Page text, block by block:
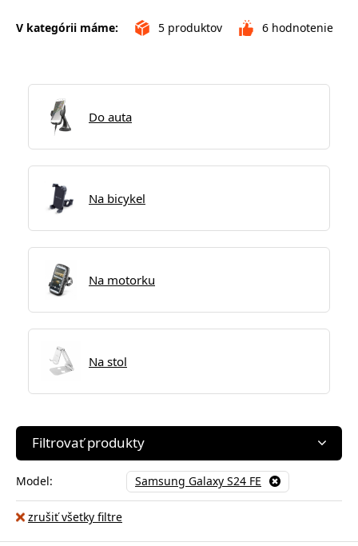
V kategórii máme: 5 produktov 6 hodnotenie
Do auta
Na bicykel
Na motorku
Na stol
Filtrovať produkty
Model: Samsung Galaxy S24 FE
zrušiť všetky filtre